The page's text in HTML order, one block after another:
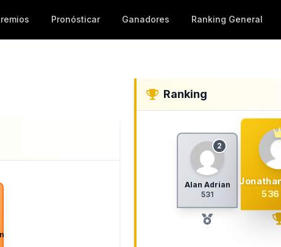
Pronósticar Ganadores Ranking General
Ranking
2
Alan Adrian
531
536